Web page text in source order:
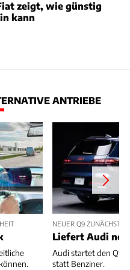
zeigt, wie günstig
kann
ANTRIEBE
NEUER Q9 ZUNÄCHST
Liefert Audi
Audi startet den Q9
statt Benziner.